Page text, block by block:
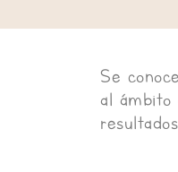
Se
al ámbito